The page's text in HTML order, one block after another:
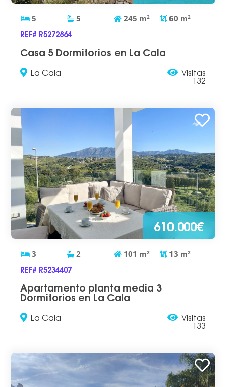
5 5 245 m2 60 m2
REF# R5272864
Casa 5 Dormitorios en La Cala
La Cala Visitas
132
610.000€
3 2 101 m2 13 m2
REF# R5234407
Apartamento planta media 3
Dormitorios en La Cala
La Cala Visitas
133